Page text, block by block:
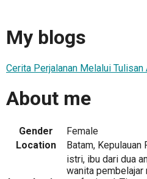
My blogs
Cerita Perjalanan Melalui Tulisan
About me
Gender
Female
Location
Batam, Kepulauan
istri, ibu dari dua
wanita